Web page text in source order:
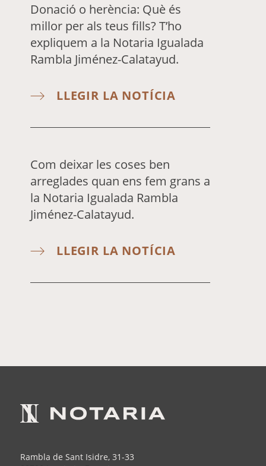
Donació o herència: Què és
millor per als teus fills? T’ho
expliquem a la Notaria Igualada
Rambla Jiménez-Calatayud.
LLEGIR LA NOTÍCIA
Com deixar les coses ben
arreglades quan ens fem grans a
la Notaria Igualada Rambla
Jiménez-Calatayud.
LLEGIR LA NOTÍCIA
Rambla de Sant Isidre, 31-33